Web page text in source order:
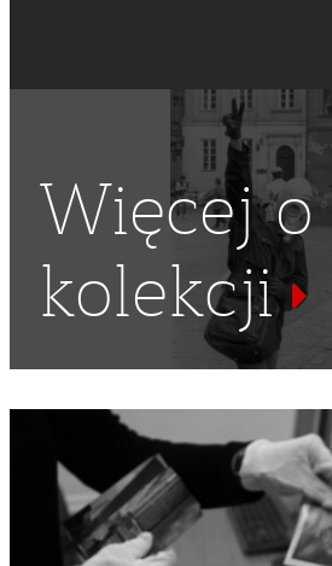
DEMONSTRACJA
NSZZ
Więcej o
kolekcji